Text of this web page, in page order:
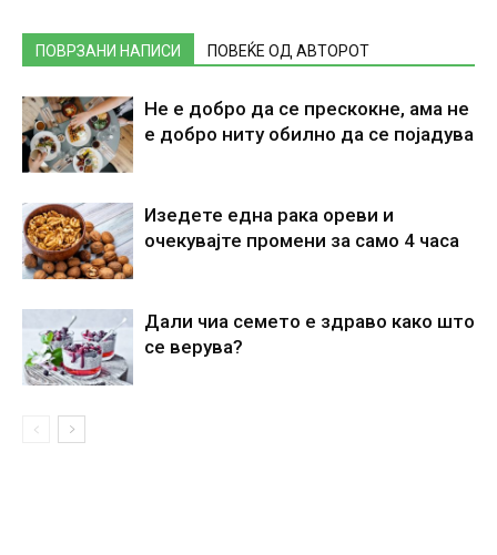
ПОВРЗАНИ НАПИСИ ПОВЕЌЕ ОД АВТОРОТ
Не е добро да се прескокне, ама не
е добро ниту обилно да се појадува
Изедете една рака ореви и
очекувајте промени за само 4 часа
Дали чиа семето е здраво како што
се верува?